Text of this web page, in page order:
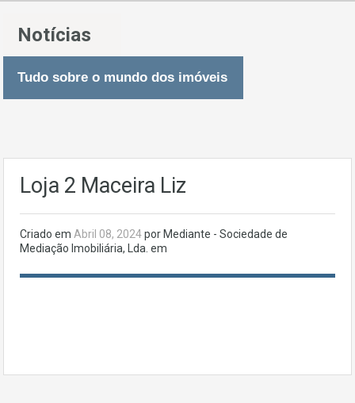
Notícias
Tudo sobre o mundo dos imóveis
Loja 2 Maceira Liz
Criado em Abril 08, 2024por Mediante - Sociedade de
Mediação Imobiliária, Lda. em